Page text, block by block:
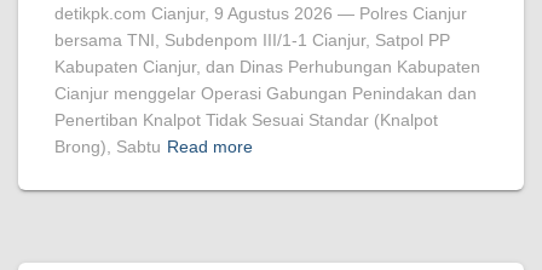
detikpk.com Cianjur, 9 Agustus 2026 — Polres Cianjur
bersama TNI, Subdenpom III/1-1 Cianjur, Satpol PP
Kabupaten Cianjur, dan Dinas Perhubungan Kabupaten
Cianjur menggelar Operasi Gabungan Penindakan dan
Penertiban Knalpot Tidak Sesuai Standar (Knalpot
Brong), Sabtu Read more